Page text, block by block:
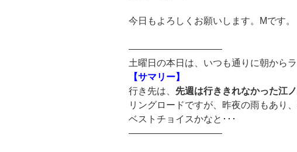
今日もよろしくお願いします。Mです。
——————————
土曜日の本日は、いつも通りに朝からラ
【サマリー】
行き先は、 先週は行ききれなかった江ノ
リングロードですが、昨夜の雨もあり
ベストチョイスかなと･･･
——————————